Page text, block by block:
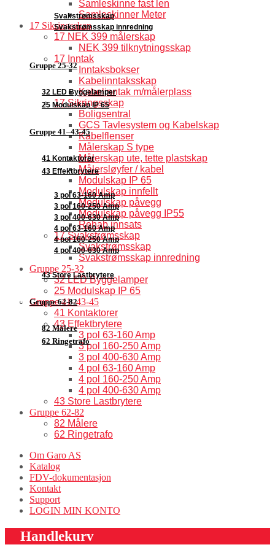
Svakstrømsskap
Svakstrømsskap innredning
Gruppe 25-32
32 LED Byggelamper
25 Modulskap IP 65
Gruppe 41–43-45
41 Kontaktorer
43 Effektbrytere
3 pol 63-160 Amp
3 pol 160-250 Amp
3 pol 400-630 Amp
4 pol 63-160 Amp
4 pol 160-250 Amp
4 pol 400-630 Amp
43 Store Lastbrytere
Gruppe 62-82
82 Målere
62 Ringetrafo
Samleskinne fast len
Samleskinner Meter
17 Sikringsskap
17 NEK 399 målerskap
NEK 399 tilknytningsskap
17 Inntak
Inntaksbokser
Kabelinntaksskap
Kabelinntak m/målerplass
17 Sikringsskap
Boligsentral
GCS Tavlesystem og Kabelskap
Kabelflenser
Målerskap S type
Målerskap ute, tette plastskap
Målersløyfer / kabel
Modulskap IP 65
Modulskap innfellt
Modulskap påvegg
Modulskap påvegg IP55
Rehab innsats
17 Svakstrømsskap
Svakstrømsskap
Svakstrømsskap innredning
Gruppe 25-32
32 LED Byggelamper
25 Modulskap IP 65
Gruppe 41–43-45
41 Kontaktorer
43 Effektbrytere
3 pol 63-160 Amp
3 pol 160-250 Amp
3 pol 400-630 Amp
4 pol 63-160 Amp
4 pol 160-250 Amp
4 pol 400-630 Amp
43 Store Lastbrytere
Gruppe 62-82
82 Målere
62 Ringetrafo
Om Garo AS
Katalog
FDV-dokumentasjon
Kontakt
Support
LOGIN MIN KONTO
Handlekurv